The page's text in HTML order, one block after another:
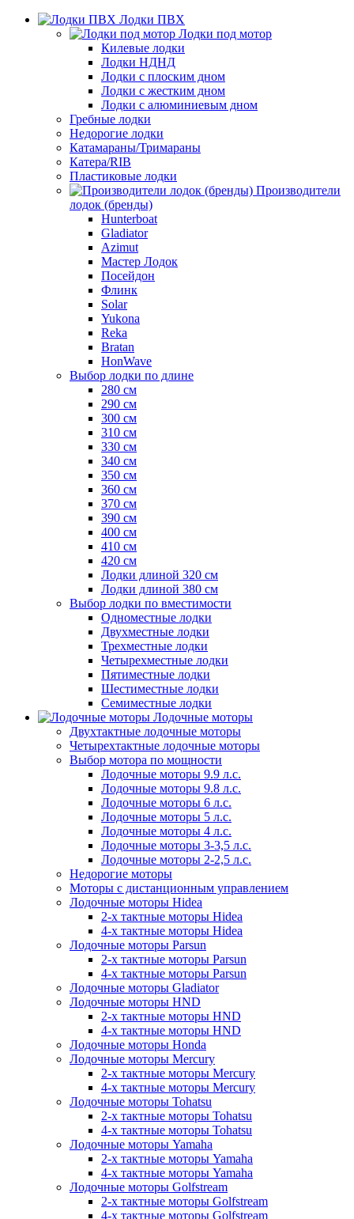
Лодки ПВХ
Лодки под мотор
Килевые лодки
Лодки НДНД
Лодки с плоским дном
Лодки с жестким дном
Лодки с алюминиевым дном
Гребные лодки
Недорогие лодки
Катамараны/Тримараны
Катера/RIB
Пластиковые лодки
Производители
лодок (бренды)
Hunterboat
Gladiator
Azimut
Мастер Лодок
Посейдон
Флинк
Solar
Yukona
Reka
Bratan
HonWave
Выбор лодки по длине
280 см
290 см
300 см
310 см
330 см
340 см
350 см
360 см
370 см
390 см
400 см
410 см
420 см
Лодки длиной 320 см
Лодки длиной 380 см
Выбор лодки по вместимости
Одноместные лодки
Двухместные лодки
Трехместные лодки
Четырехместные лодки
Пятиместные лодки
Шестиместные лодки
Семиместные лодки
Лодочные моторы
Двухтактные лодочные моторы
Четырехтактные лодочные моторы
Выбор мотора по мощности
Лодочные моторы 9.9 л.с.
Лодочные моторы 9.8 л.с.
Лодочные моторы 6 л.с.
Лодочные моторы 5 л.с.
Лодочные моторы 4 л.с.
Лодочные моторы 3-3,5 л.с.
Лодочные моторы 2-2,5 л.с.
Недорогие моторы
Моторы с дистанционным управлением
Лодочные моторы Hidea
2-х тактные моторы Hidea
4-х тактные моторы Hidea
Лодочные моторы Parsun
2-х тактные моторы Parsun
4-х тактные моторы Parsun
Лодочные моторы Gladiator
Лодочные моторы HND
2-х тактные моторы HND
4-х тактные моторы HND
Лодочные моторы Honda
Лодочные моторы Mercury
2-х тактные моторы Mercury
4-х тактные моторы Mercury
Лодочные моторы Tohatsu
2-х тактные моторы Tohatsu
4-х тактные моторы Tohatsu
Лодочные моторы Yamaha
2-х тактные моторы Yamaha
4-х тактные моторы Yamaha
Лодочные моторы Golfstream
2-х тактные моторы Golfstream
4-х тактные моторы Golfstream